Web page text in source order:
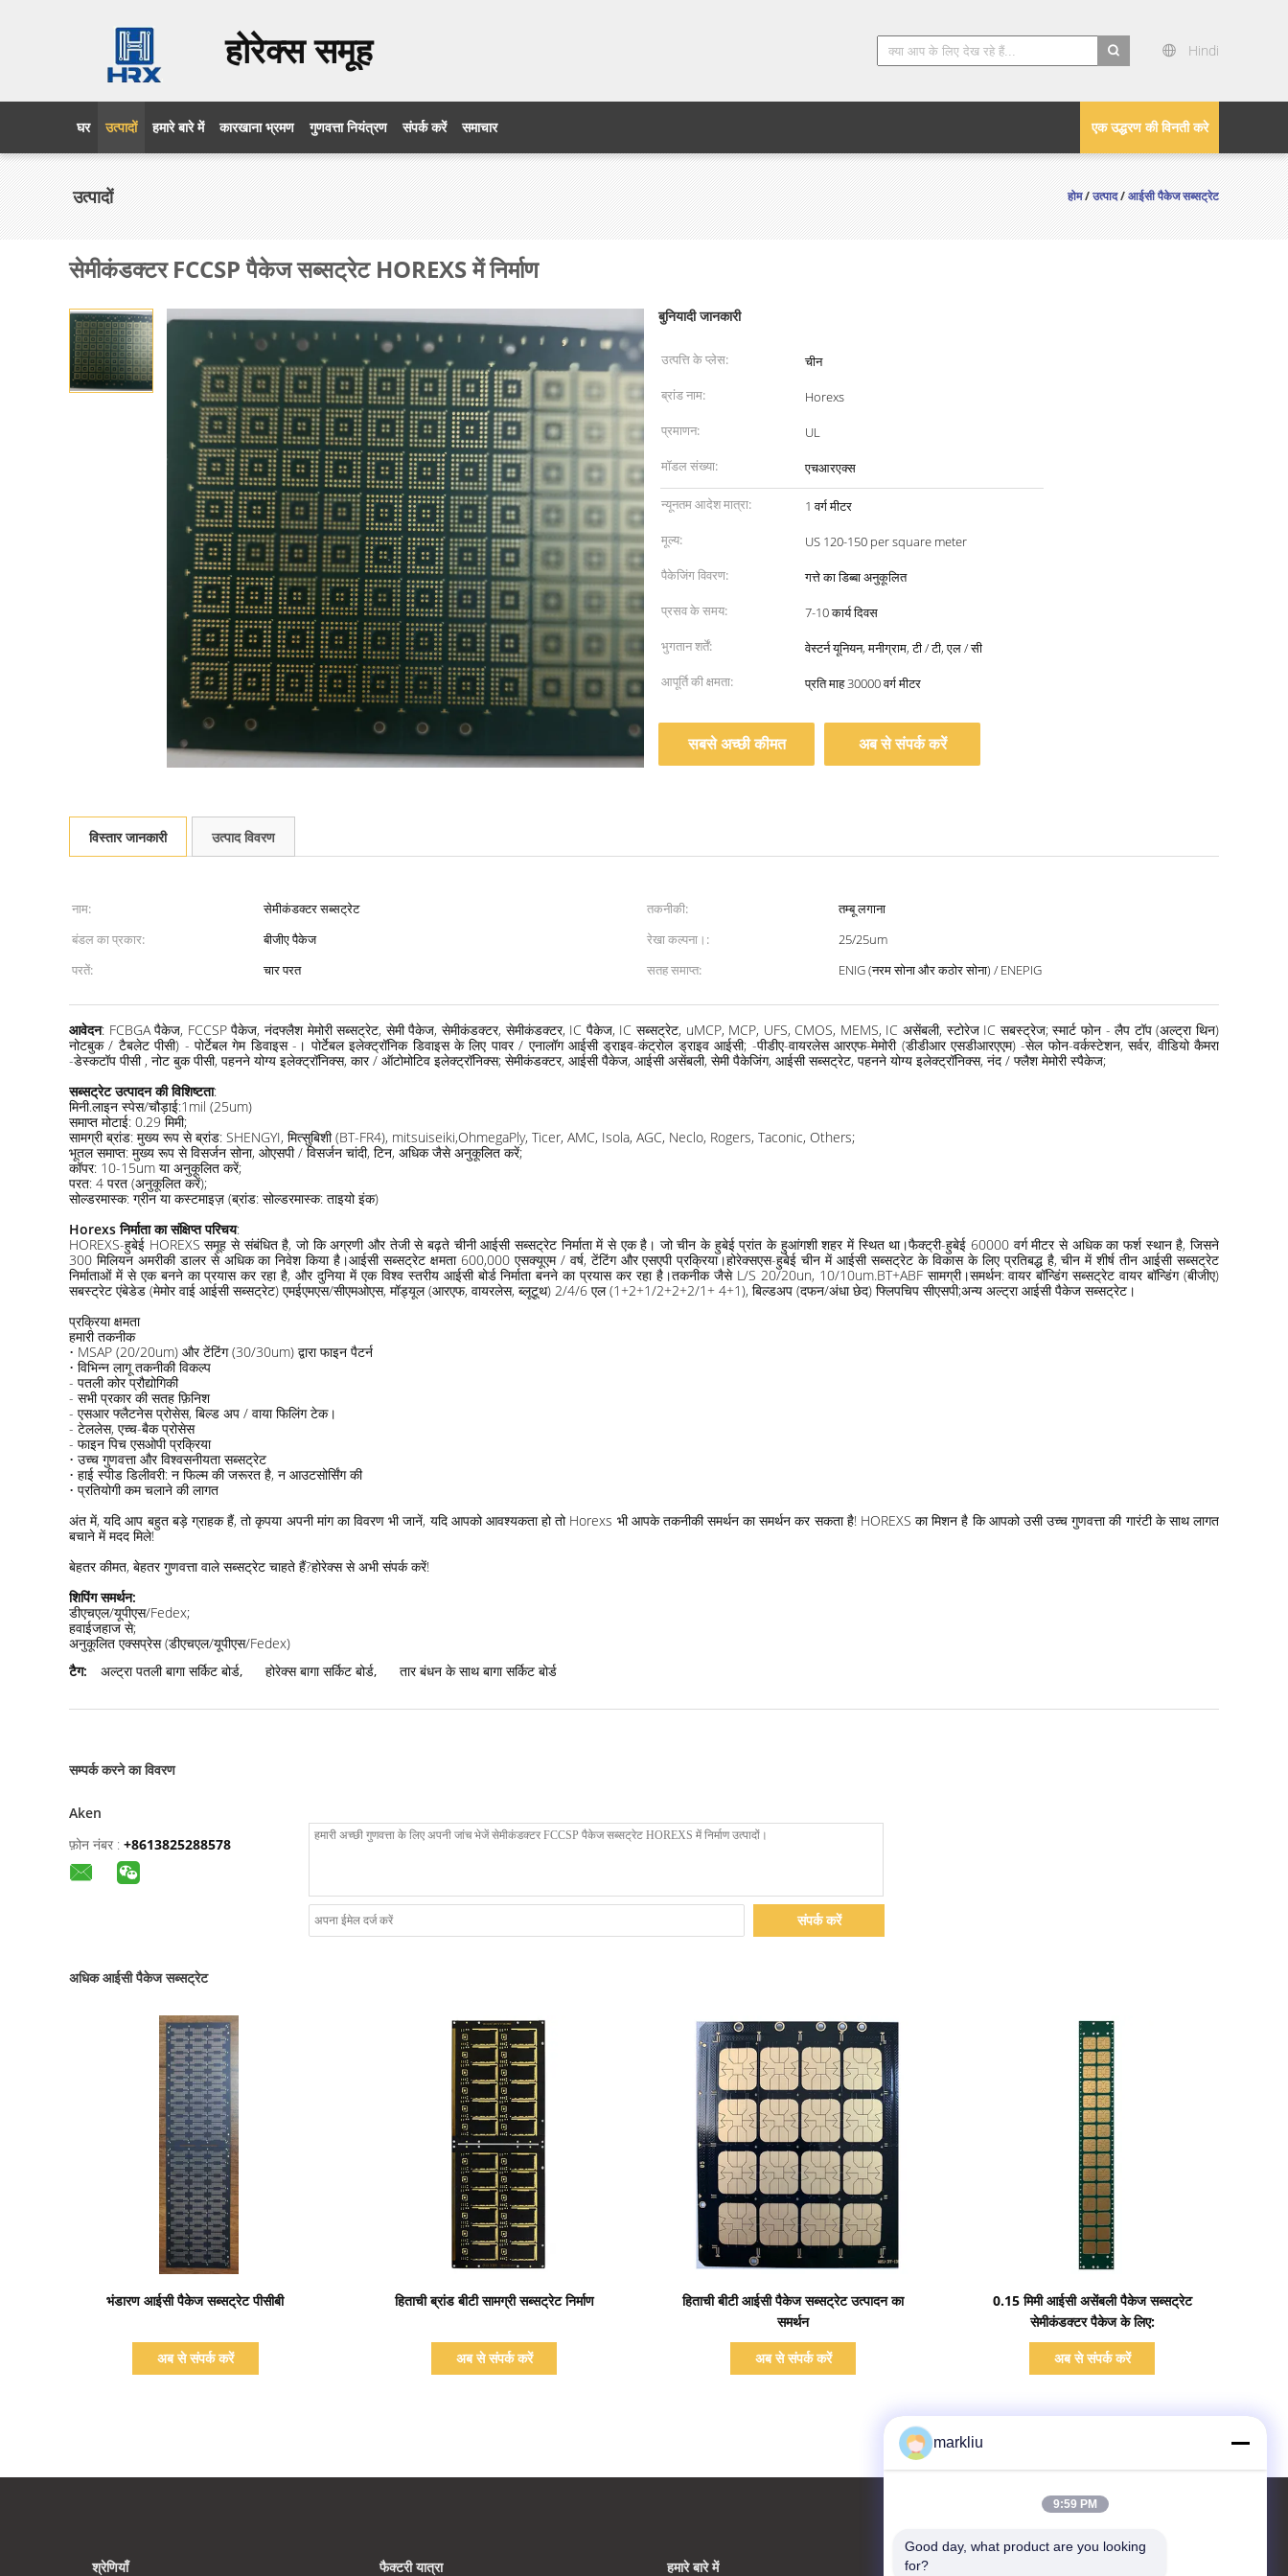
होरेक्स समूह Hindi
एक उद्धरण की विनती करे
घर उत्पादों हमारे बारे में कारखाना भ्रमण गुणवत्ता नियंत्रण संपर्क करें समाचार
उत्पादों होम/उत्पाद/आईसी पैकेज सब्सट्रेट
सेमीकंडक्टर FCCSP पैकेज सब्सट्रेट HOREXS में निर्माण
बुनियादी जानकारी
उत्पत्ति के प्लेस:
चीन
ब्रांड नाम:
Horexs
प्रमाणन:
UL
मॉडल संख्या:
एचआरएक्स
न्यूनतम आदेश मात्रा:
1 वर्ग मीटर
मूल्य:
US 120-150 per square meter
पैकेजिंग विवरण:
गत्ते का डिब्बा अनुकूलित
प्रसव के समय:
7-10 कार्य दिवस
भुगतान शर्तें:
वेस्टर्न यूनियन, मनीग्राम, टी / टी, एल / सी
आपूर्ति की क्षमता:
प्रति माह 30000 वर्ग मीटर
सबसे अच्छी कीमत अब से संपर्क करें
विस्तार जानकारी उत्पाद विवरण
नाम: सेमीकंडक्टर सब्सट्रेट तकनीकी:
तम्बू लगाना
बंडल का प्रकार:
बीजीए पैकेज रेखा कल्पना।:
25/25um
परतें:
चार परत सतह समाप्त: ENIG (नरम सोना और कठोर सोना) / ENEPIG
आवेदन: FCBGA पैकेज, FCCSP पैकेज, नंदफ्लैश मेमोरी सब्सट्रेट, सेमी पैकेज, सेमीकंडक्टर, सेमीकंडक्टर, IC पैकेज, IC सब्सट्रेट, uMCP, MCP, UFS, CMOS, MEMS, IC असेंबली, स्टोरेज IC सबस्ट्रेज; स्मार्ट फोन - लैप टॉप (अल्ट्रा थिन)
नोटबुक / टैबलेट पीसी) - पोर्टेबल गेम डिवाइस -। पोर्टेबल इलेक्ट्रॉनिक डिवाइस के लिए पावर / एनालॉग आईसी ड्राइव-कंट्रोल ड्राइव आईसी; -पीडीए-वायरलेस आरएफ-मेमोरी (डीडीआर एसडीआरएएम) -सेल फोन-वर्कस्टेशन, सर्वर, वीडियो कैमरा
-डेस्कटॉप पीसी , नोट बुक पीसी, पहनने योग्य इलेक्ट्रॉनिक्स, कार / ऑटोमोटिव इलेक्ट्रॉनिक्स; सेमीकंडक्टर, आईसी पैकेज, आईसी असेंबली, सेमी पैकेजिंग, आईसी सब्सट्रेट, पहनने योग्य इलेक्ट्रॉनिक्स, नंद / फ्लैश मेमोरी स्पैकेज;
सब्सट्रेट उत्पादन की विशिष्टता:
मिनी.लाइन स्पेस/चौड़ाई:1mil (25um)
समाप्त मोटाई: 0.29 मिमी;
सामग्री ब्रांड: मुख्य रूप से ब्रांड: SHENGYI, मित्सुबिशी (BT-FR4), mitsuiseiki,OhmegaPly, Ticer, AMC, Isola, AGC, Neclo, Rogers, Taconic, Others;
भूतल समाप्त: मुख्य रूप से विसर्जन सोना, ओएसपी / विसर्जन चांदी, टिन, अधिक जैसे अनुकूलित करें;
कॉपर: 10-15um या अनुकूलित करें;
परत: 4 परत (अनुकूलित करें);
सोल्डरमास्क: ग्रीन या कस्टमाइज़ (ब्रांड: सोल्डरमास्क: ताइयो इंक)
Horexs निर्माता का संक्षिप्त परिचय:
HOREXS-हुबेई HOREXS समूह से संबंधित है, जो कि अग्रणी और तेजी से बढ़ते चीनी आईसी सब्सट्रेट निर्माता में से एक है। जो चीन के हुबेई प्रांत के हुआंगशी शहर में स्थित था।फैक्ट्री-हुबेई 60000 वर्ग मीटर से अधिक का फर्श स्थान है, जिसने
300 मिलियन अमरीकी डालर से अधिक का निवेश किया है।आईसी सब्सट्रेट क्षमता 600,000 एसक्यूएम / वर्ष, टेंटिंग और एसएपी प्रक्रिया।होरेक्सएस-हुबेई चीन में आईसी सब्सट्रेट के विकास के लिए प्रतिबद्ध है, चीन में शीर्ष तीन आईसी सब्सट्रेट
निर्माताओं में से एक बनने का प्रयास कर रहा है, और दुनिया में एक विश्व स्तरीय आईसी बोर्ड निर्माता बनने का प्रयास कर रहा है।तकनीक जैसे L/S 20/20un, 10/10um.BT+ABF सामग्री।समर्थन: वायर बॉन्डिंग सब्सट्रेट वायर बॉन्डिंग (बीजीए)
सबस्ट्रेट एंबेडेड (मेमोर वाई आईसी सब्सट्रेट) एमईएमएस/सीएमओएस, मॉड्यूल (आरएफ, वायरलेस, ब्लूटूथ) 2/4/6 एल (1+2+1/2+2+2/1+ 4+1), बिल्डअप (दफन/अंधा छेद) फ्लिपचिप सीएसपी;अन्य अल्ट्रा आईसी पैकेज सब्सट्रेट।
प्रक्रिया क्षमता
हमारी तकनीक
• MSAP (20/20um) और टेंटिंग (30/30um) द्वारा फाइन पैटर्न
• विभिन्न लागू तकनीकी विकल्प
- पतली कोर प्रौद्योगिकी
- सभी प्रकार की सतह फ़िनिश
- एसआर फ्लैटनेस प्रोसेस, बिल्ड अप / वाया फिलिंग टेक।
- टेललेस, एच्च-बैक प्रोसेस
- फाइन पिच एसओपी प्रक्रिया
• उच्च गुणवत्ता और विश्वसनीयता सब्सट्रेट
• हाई स्पीड डिलीवरी: न फिल्म की जरूरत है, न आउटसोर्सिंग की
• प्रतियोगी कम चलाने की लागत
अंत में, यदि आप बहुत बड़े ग्राहक हैं, तो कृपया अपनी मांग का विवरण भी जानें, यदि आपको आवश्यकता हो तो Horexs भी आपके तकनीकी समर्थन का समर्थन कर सकता है! HOREXS का मिशन है कि आपको उसी उच्च गुणवत्ता की गारंटी के साथ लागत
बचाने में मदद मिले!
बेहतर कीमत, बेहतर गुणवत्ता वाले सब्सट्रेट चाहते हैं?होरेक्स से अभी संपर्क करें!
शिपिंग समर्थन:
डीएचएल/यूपीएस/Fedex;
हवाईजहाज से;
अनुकूलित एक्सप्रेस (डीएचएल/यूपीएस/Fedex)
टैग:
अल्ट्रा पतली बागा सर्किट बोर्ड, होरेक्स बागा सर्किट बोर्ड, तार बंधन के साथ बागा सर्किट बोर्ड
सम्पर्क करने का विवरण
Aken
फ़ोन नंबर : +8613825288578
संपर्क करें
अधिक आईसी पैकेज सब्सट्रेट
प्रदर्शन का विवरण
भंडारण आईसी पैकेज सब्सट्रेट पीसीबी
अब से संपर्क करें
प्रदर्शन का विवरण
हिताची ब्रांड बीटी सामग्री सब्सट्रेट निर्माण
अब से संपर्क करें
प्रदर्शन का विवरण
हिताची बीटी आईसी पैकेज सब्सट्रेट उत्पादन का
समर्थन
अब से संपर्क करें
प्रदर्शन का विवरण
0.15 मिमी आईसी असेंबली पैकेज सब्सट्रेट
सेमीकंडक्टर पैकेज के लिए:
अब से संपर्क करें
श्रेणियाँ फैक्टरी यात्रा हमारे बारे में
markliu
9:59 PM
Good day, what product are you looking
for?